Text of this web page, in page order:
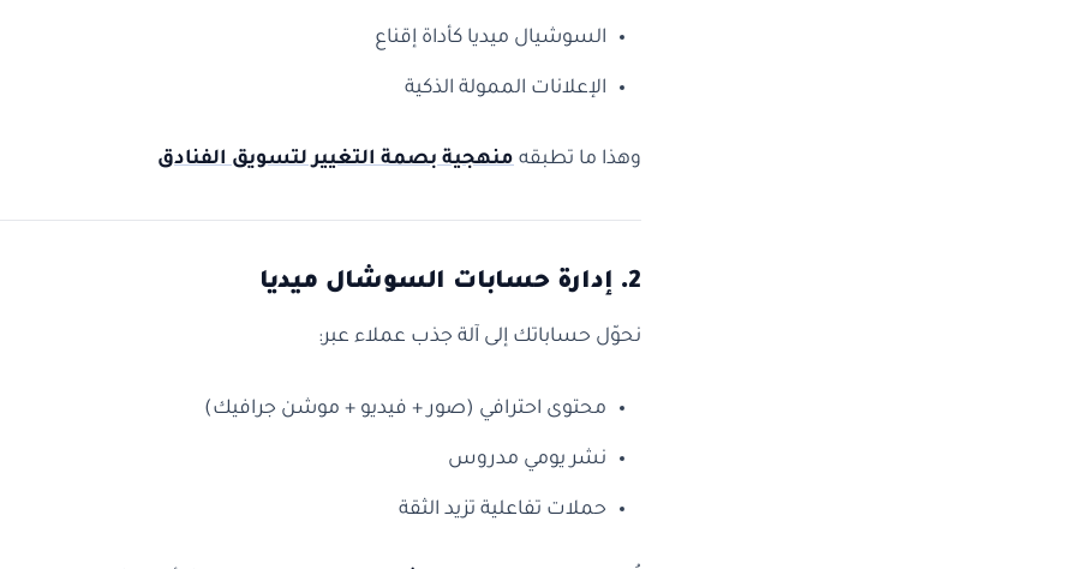
السوشيال ميديا كأداة إقناع
الإعلانات الممولة الذكية
وهذا ما تطبقه منهجية بصمة التغيير لتسويق الفنادق
2. إدارة حسابات السوشال ميديا
نحوّل حساباتك إلى آلة جذب عملاء عبر:
محتوى احترافي (صور + فيديو + موشن جرافيك)
نشر يومي مدروس
حملات تفاعلية تزيد الثقة